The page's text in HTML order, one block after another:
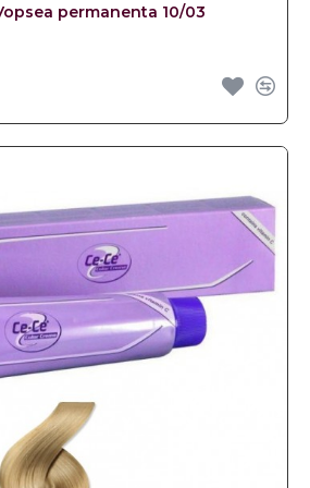
permanenta 10/03